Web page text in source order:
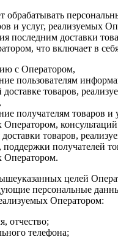
обрабатывать
и услуг, реализуемых
последним доставки
что включает в
с Оператором,
пользователям
доставке товаров,
получателям товаров и
Оператором,
товаров,
получателей
Оператором.
целей
персональные
Оператором:
отчество;
телефона;